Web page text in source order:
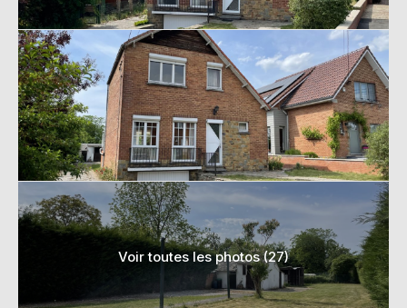
Voir toutes les photos (27)